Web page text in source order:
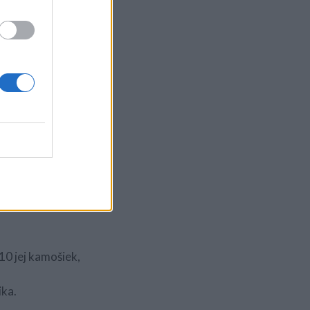
ale k
narodeniny,
jej kamošiek,